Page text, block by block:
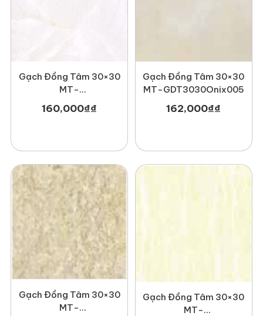
Gạch Đồng Tâm 30×30
MT-
GDT3030Haivan001
160,000₫₫
Gạch Đồng Tâm 30×30
MT-GDT3030Onix005
162,000₫₫
Gạch Đồng Tâm 30×30
MT-
Gạch Đồng Tâm 30×30
MT-